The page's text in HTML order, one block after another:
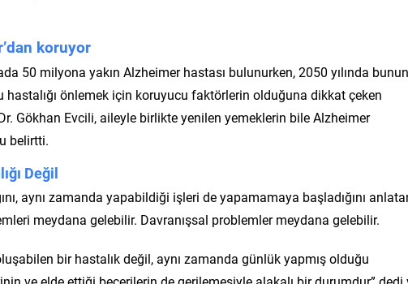
koruyor
50 milyona yakın Alzheimer hastası bulunurken, 2050 yılında bunun
önlemek için koruyucu faktörlerin olduğuna dikkat çeken
Gökhan Evcili, aileyle birlikte yenilen yemeklerin bile Alzheimer
belirtti.
Değil
aynı zamanda yapabildiği işleri de yapamamaya başladığını
meydana gelebilir. Davranışsal problemler meydana gelebilir.
bir hastalık değil, aynı zamanda günlük yapmış olduğu